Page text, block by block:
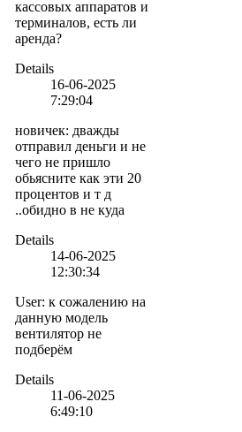
кассовых аппаратов и
терминалов, есть ли
аренда?
Details
16-06-2025
7:29:04
новичек: дважды
отправил деньги и не
чего не пришло
обьясните как эти 20
процентов и т д
..обидно в не куда
Details
14-06-2025
12:30:34
User: к сожалению на
данную модель
вентилятор не
подберём
Details
11-06-2025
6:49:10